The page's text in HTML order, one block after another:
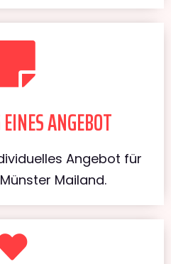
ANGEBOT
Angebot für
Mailand.